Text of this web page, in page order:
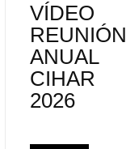
VÍDEO
ANUAL
CIHAR
2026